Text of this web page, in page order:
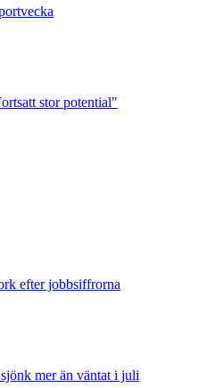
stor potential"
efter jobbsiffrorna
mer än väntat i juli